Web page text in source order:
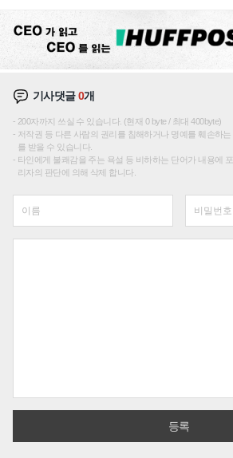
기사댓글0개
200자까지 쓰실 수 있습니다. (현재 0 byte / 최대 400byte)
저작권 등 다른 사람의 권리를 침해하거나 명예를 훼손하
를 받을 수 있습니다.
타인에게 불쾌감을 주는 욕설 등 비하하는 단어가 내용에
리자의 판단에 의해 삭제 합니다.